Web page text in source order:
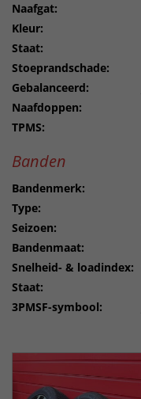
Naafgat:
Kleur:
Staat:
Stoeprandschade:
Gebalanceerd:
Naafdoppen:
TPMS:
Banden
Bandenmerk:
Type:
Seizoen:
Bandenmaat:
Snelheid- & loadindex:
Staat:
3PMSF-symbool: